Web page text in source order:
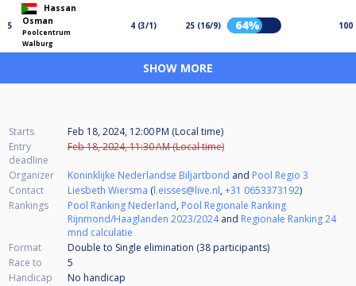
5
Hassan
Osman
Poolcentrum
Walburg
4 (3/1) 25 (16/9) 64% 100
SHOW MORE
Starts
Feb 18, 2024, 12:00 PM (Local time)
Entry
deadline
Feb 18, 2024, 11:30 AM (Local time)
Organizer Koninklijke Nederlandse Biljartbond and Pool Regio 3
Contact
Liesbeth Wiersma (l.eisses@live.nl,+31 0653373192)
Rankings
Pool Ranking Nederland, Pool Regionale Ranking
Rijnmond/Haaglanden 2023/2024and Regionale Ranking 24
mnd calculatie
Format
Double to Single elimination (38 participants)
Race to
5
Handicap
No handicap